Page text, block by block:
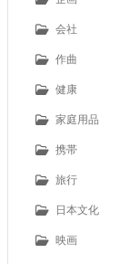
会社
作曲
健康
家庭用品
携帯
旅行
日本文化
映画